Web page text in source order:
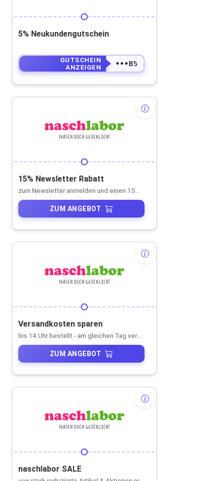
5% Neukundengutschein
GUTSCHEIN
ANZEIGEN
•••B5
15% Newsletter Rabatt
ZUM ANGEBOT
Versandkosten sparen
bis 14 Uhr bestellt - am gleichen Tag versendet
ZUM ANGEBOT
naschlabor SALE